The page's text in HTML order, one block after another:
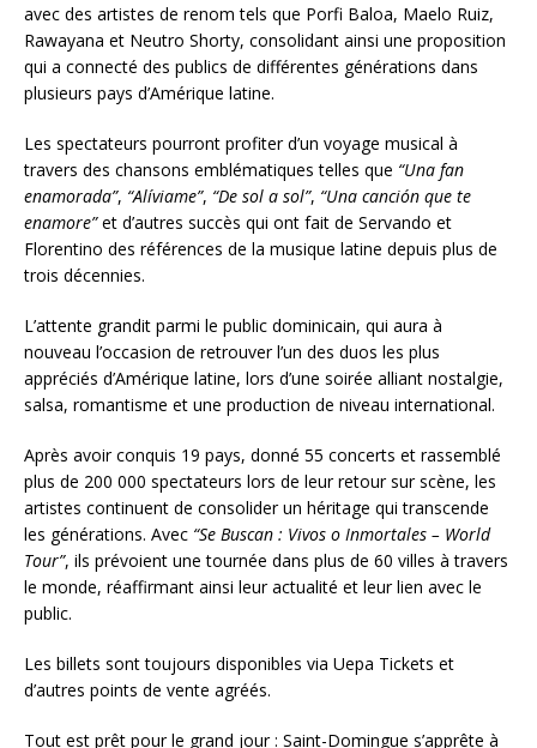
avec des artistes de renom tels que Porfi Baloa, Maelo Ruiz,
Rawayana et Neutro Shorty, consolidant ainsi une proposition
qui a connecté des publics de différentes générations dans
plusieurs pays d’Amérique latine.
Les spectateurs pourront profiter d’un voyage musical à
travers des chansons emblématiques telles que “Una fan
enamorada”, “Alíviame”, “De sol a sol”, “Una canción que te
enamore”et d’autres succès qui ont fait de Servando et
Florentino des références de la musique latine depuis plus de
trois décennies.
L’attente grandit parmi le public dominicain, qui aura à
nouveau l’occasion de retrouver l’un des duos les plus
appréciés d’Amérique latine, lors d’une soirée alliant nostalgie,
salsa, romantisme et une production de niveau international.
Après avoir conquis 19 pays, donné 55 concerts et rassemblé
plus de 200 000 spectateurs lors de leur retour sur scène, les
artistes continuent de consolider un héritage qui transcende
les générations. Avec “Se Buscan : Vivos o Inmortales – World
Tour”, ils prévoient une tournée dans plus de 60 villes à travers
le monde, réaffirmant ainsi leur actualité et leur lien avec le
public.
Les billets sont toujours disponibles via Uepa Tickets et
d’autres points de vente agréés.
Tout est prêt pour le grand jour : Saint-Domingue s’apprête à